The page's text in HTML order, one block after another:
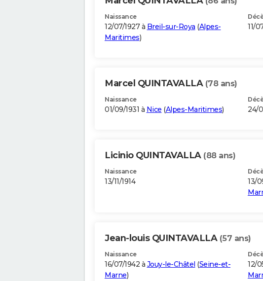
Naissance
12/07/1927 à Breil-sur-Roya (Alpes-
Maritimes)
11/
Marcel QUINTAVALLA (78 ans)
Naissance
01/09/1931 à Nice (Alpes-Maritimes) 24/
Licinio QUINTAVALLA (88 ans)
Naissance
13/11/1914 13/
Jean-louis QUINTAVALLA (57 ans)
Naissance
16/07/1942 à Jouy-le-Châtel (Seine-et-
Marne)
12/